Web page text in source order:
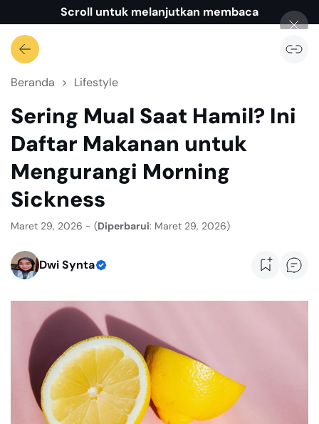
Scroll untuk melanjutkan membaca
Beranda Lifestyle
Sering Mual Saat Hamil? Ini
Daftar Makanan untuk
Mengurangi Morning
Sickness
Maret 29, 2026 - (Diperbarui: Maret 29, 2026)
Dwi Synta